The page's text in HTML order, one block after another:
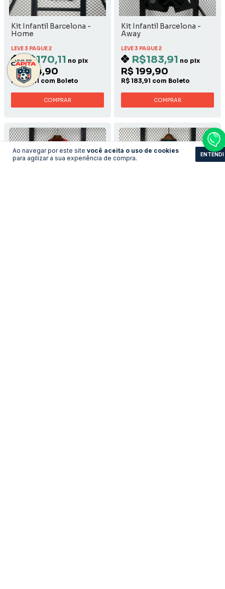
Ao navegar por este site você aceita o uso de cookies
para agilizar a sua experiência de compra.
ENTENDI
Kit Infantil Barcelona -
Home
LEVE 3 PAGUE 2
R$170,11 no pix
R$ 184,90
R$ 170,11 com Boleto
COMPRAR
Kit Infantil Barcelona -
Away
LEVE 3 PAGUE 2
R$183,91 no pix
R$ 199,90
R$ 183,91 com Boleto
COMPRAR